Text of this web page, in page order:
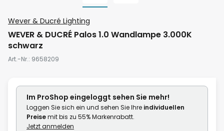
Anfang
der
springen
Wever & Ducré Lighting
WEVER & DUCRÉ Palos 1.0 Wandlampe 3.000K
schwarz
Art.-Nr. 9658209
Im ProShop eingeloggt sehen Sie mehr!
Loggen Sie sich ein und sehen Sie Ihre individuellen
Preisemit bis zu 55% Markenrabatt.
Jetzt anmelden